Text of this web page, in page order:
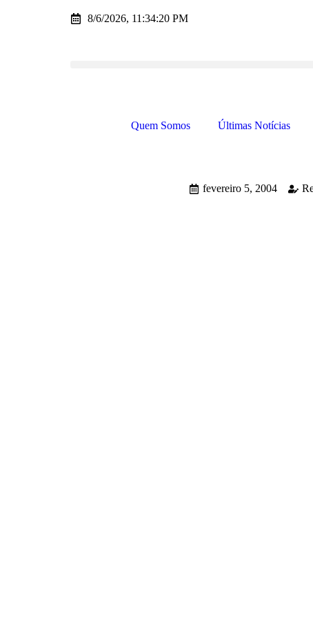
8/6/2026, 11:34:20 PM
Quem Somos Últimas Notícias
fevereiro 5, 2004